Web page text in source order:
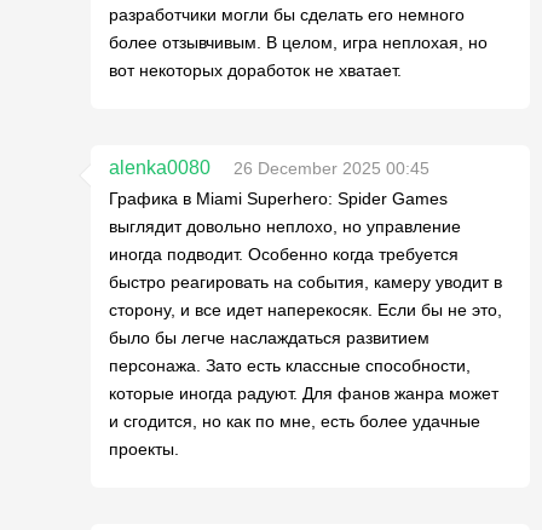
разработчики могли бы сделать его немного
более отзывчивым. В целом, игра неплохая, но
вот некоторых доработок не хватает.
alenka0080
26 December 2025 00:45
Графика в Miami Superhero: Spider Games
выглядит довольно неплохо, но управление
иногда подводит. Особенно когда требуется
быстро реагировать на события, камеру уводит в
сторону, и все идет наперекосяк. Если бы не это,
было бы легче наслаждаться развитием
персонажа. Зато есть классные способности,
которые иногда радуют. Для фанов жанра может
и сгодится, но как по мне, есть более удачные
проекты.